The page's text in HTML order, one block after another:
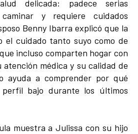
delicada: padece serias
y requiere cuidados
Benny Ibarra explicó que la
el cuidado tanto suyo como de
incluso comparten hogar con
médica y su calidad de
ayuda a comprender por qué
bajo durante los últimos
muestra a Julissa con su hijo